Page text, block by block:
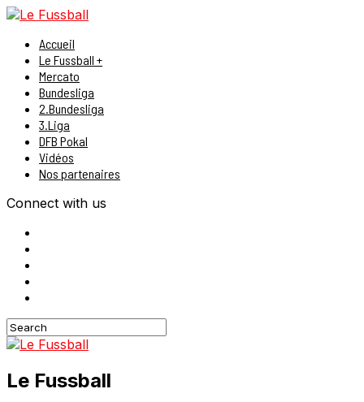
Accueil
Le Fussball +
Mercato
Bundesliga
2.Bundesliga
3.Liga
DFB Pokal
Vidéos
Nos partenaires
Connect with us
Le Fussball